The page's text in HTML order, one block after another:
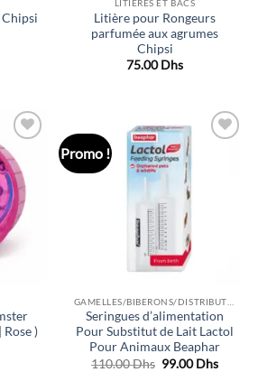
LITIÈRES ET BACS
Litière pour Rongeurs
parfumée aux agrumes
Chipsi
75.00Dhs
Ajouter
à la liste
de
)
Promo !
Seringues d’alimentation
Pour Substitut de Lait Lactol
Pour Animaux Beaphar
110.00Dhs Le
99.00DhsLe